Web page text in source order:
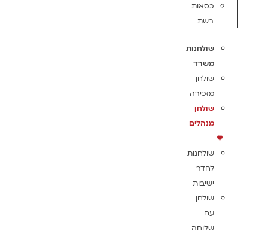
כסאות
רשת
שולחנות
משרד
שולחן
מזכירה
שולחן
מנהלים
שולחנות
לחדר
ישיבות
שולחן
עם
שלוחה